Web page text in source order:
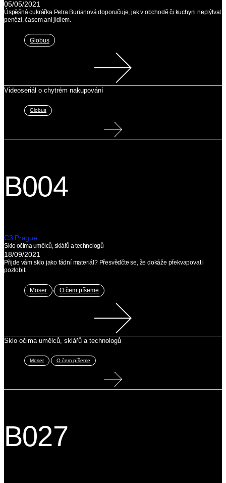
05/05/2021
Úspěšná cukrářka Petra Burianová doporučuje, jak v obchodě či kuchyni neplýtvat
penězi, časem ani jídlem.
Globus
Videoseriál o chytrém nakupování
Globus
B004
C3 Prague
Sklo očima umělců, sklářů a technologů
18/09/2021
Přijde vám sklo jako fádní materiál? Přesvědčte se, že dokáže překvapovat i
pozlobit.
Moser , O čem píšeme
Sklo očima umělců, sklářů a technologů
Moser O čem píšeme
B027